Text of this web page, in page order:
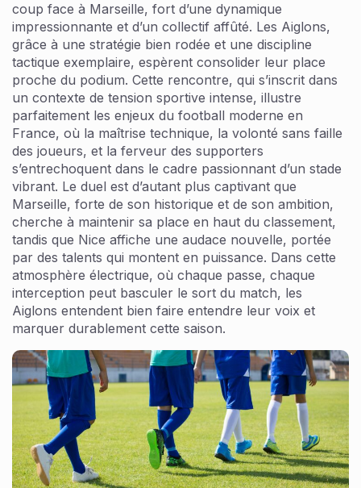
coup face à Marseille, fort d’une dynamique
impressionnante et d’un collectif affûté. Les Aiglons,
grâce à une stratégie bien rodée et une discipline
tactique exemplaire, espèrent consolider leur place
proche du podium. Cette rencontre, qui s’inscrit dans
un contexte de tension sportive intense, illustre
parfaitement les enjeux du football moderne en
France, où la maîtrise technique, la volonté sans faille
des joueurs, et la ferveur des supporters
s’entrechoquent dans le cadre passionnant d’un stade
vibrant. Le duel est d’autant plus captivant que
Marseille, forte de son historique et de son ambition,
cherche à maintenir sa place en haut du classement,
tandis que Nice affiche une audace nouvelle, portée
par des talents qui montent en puissance. Dans cette
atmosphère électrique, où chaque passe, chaque
interception peut basculer le sort du match, les
Aiglons entendent bien faire entendre leur voix et
marquer durablement cette saison.